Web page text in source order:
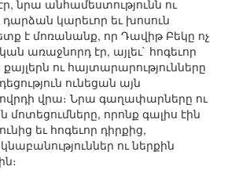
նրա անհամեստությունն ու
կարեւոր եւ խոսուն
է մոռանանք, որ Դավիթ Բեկը ոչ
առաջնորդ էր, այլեւ` հոգեւոր
ու հայտարարությունները
ունեցան այն
վրա։ Նրա գաղափարները ու
որոնք գալիս էին
եւ հոգեւոր դիրքից,
ու ներքին